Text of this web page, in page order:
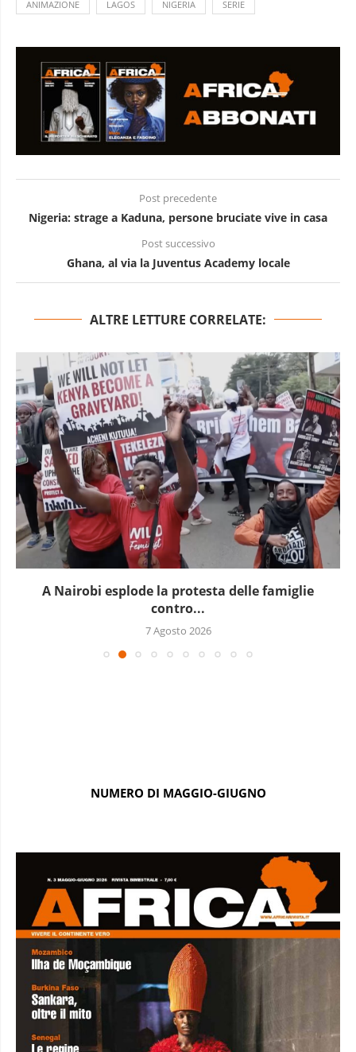
ANIMAZIONE LAGOS NIGERIA SERIE
Post precedente
Nigeria: strage a Kaduna, persone bruciate vive in casa
Post successivo
Ghana, al via la Juventus Academy locale
ALTRE LETTURE CORRELATE:
A Nairobi esplode la protesta delle famiglie
contro...
7 Agosto 2026
NUMERO DI MAGGIO-GIUGNO